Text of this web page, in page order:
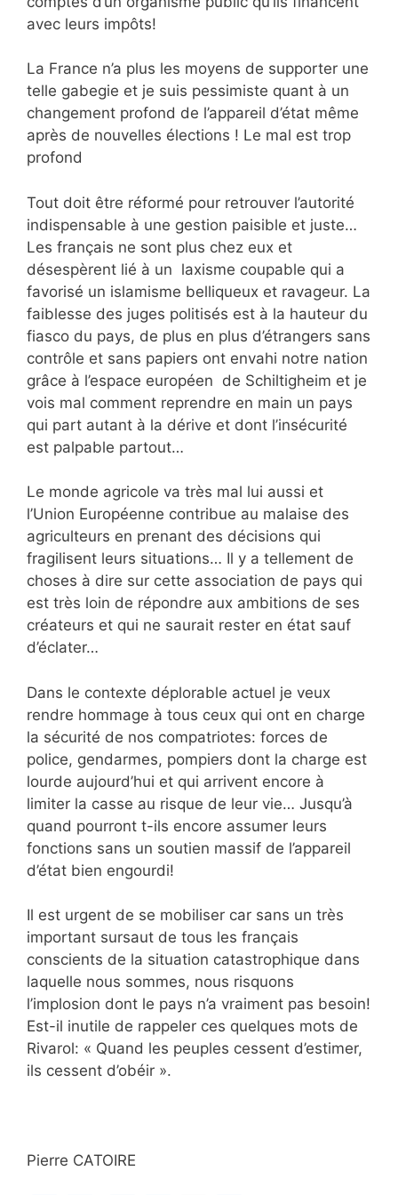
avec leurs impôts!
La France n’a plus les moyens de supporter une
telle gabegie et je suis pessimiste quant à un
changement profond de l’appareil d’état même
après de nouvelles élections ! Le mal est trop
profond
Tout doit être réformé pour retrouver l’autorité
indispensable à une gestion paisible et juste…
Les français ne sont plus chez eux et
désespèrent lié à un laxisme coupable qui a
favorisé un islamisme belliqueux et ravageur. La
faiblesse des juges politisés est à la hauteur du
fiasco du pays, de plus en plus d’étrangers sans
contrôle et sans papiers ont envahi notre nation
grâce à l’espace européen de Schiltigheim et je
vois mal comment reprendre en main un pays
qui part autant à la dérive et dont l’insécurité
est palpable partout…
Le monde agricole va très mal lui aussi et
l’Union Européenne contribue au malaise des
agriculteurs en prenant des décisions qui
fragilisent leurs situations… Il y a tellement de
choses à dire sur cette association de pays qui
est très loin de répondre aux ambitions de ses
créateurs et qui ne saurait rester en état sauf
d’éclater…
Dans le contexte déplorable actuel je veux
rendre hommage à tous ceux qui ont en charge
la sécurité de nos compatriotes: forces de
police, gendarmes, pompiers dont la charge est
lourde aujourd’hui et qui arrivent encore à
limiter la casse au risque de leur vie… Jusqu’à
quand pourront t-ils encore assumer leurs
fonctions sans un soutien massif de l’appareil
d’état bien engourdi!
Il est urgent de se mobiliser car sans un très
important sursaut de tous les français
conscients de la situation catastrophique dans
laquelle nous sommes, nous risquons
l’implosion dont le pays n’a vraiment pas besoin!
Est-il inutile de rappeler ces quelques mots de
Rivarol: « Quand les peuples cessent d’estimer,
ils cessent d’obéir ».
Pierre CATOIRE